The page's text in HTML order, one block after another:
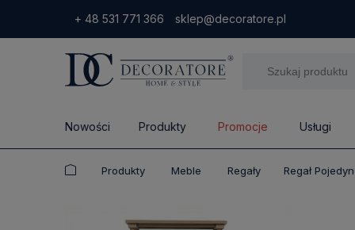
+ 48 531 771 366 sklep@decoratore.pl
Nowości Produkty Promocje Usługi
Produkty Meble Regały Regał